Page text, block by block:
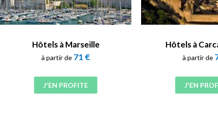
Hôtels à Marseille
à partir de 71 €
J'EN PROFITE
Hôtels à
à partir de
J'EN